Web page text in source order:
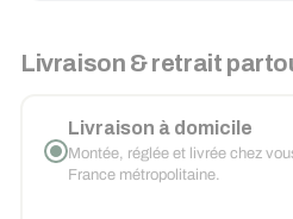
Livraison & retrait
Livraison à domicile
Montée, réglée et livrée chez
France métropolitaine.